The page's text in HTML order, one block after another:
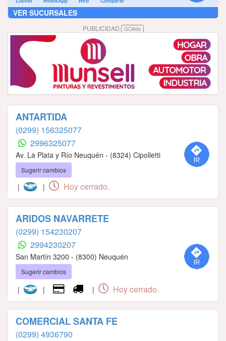
VER SUCURSALES
PUBLICIDAD GCAds
ANTARTIDA
(0299) 156325077
2996325077
Av. La Plata y Río Neuquén - (8324) Cipolletti
Sugerir cambios
| | Hoy cerrado.
ARIDOS NAVARRETE
(0299) 154230207
2994230207
San Martín 3200 - (8300) Neuquén
Sugerir cambios
| | | Hoy cerrado.
COMERCIAL SANTA FE
(0299) 4936790